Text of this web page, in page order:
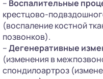
– Воспалительные
крестцово-
(воспаление костной
позвонков).
–Дегенеративные
(изменения в
спондилоартроз